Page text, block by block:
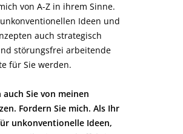
von A-Z in ihrem Sinne.
Ideen und
auch strategisch
störungsfrei arbeitende
für Sie werden.
Sie von meinen
Fordern Sie mich. Als Ihr
unkonventionelle Ideen,